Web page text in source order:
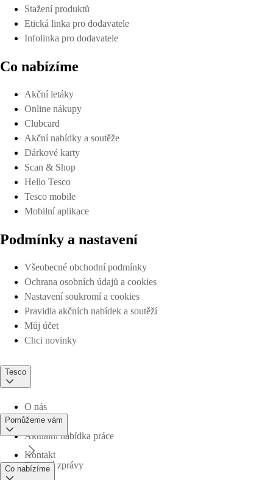
Stažení produktů
Etická linka pro dodavatele
Infolinka pro dodavatele
Co nabízíme
Akční letáky
Online nákupy
Clubcard
Akční nabídky a soutěže
Dárkové karty
Scan & Shop
Hello Tesco
Tesco mobile
Mobilní aplikace
Podmínky a nastavení
Všeobecné obchodní podmínky
Ochrana osobních údajů a cookies
Nastavení soukromí a cookies
Pravidla akčních nabídek a soutěží
Můj účet
Chci novinky
Tesco
O nás
Aktuální nabídka práce
Tiskové zprávy
Pomůžeme vám
Kontakt
Co nabízíme